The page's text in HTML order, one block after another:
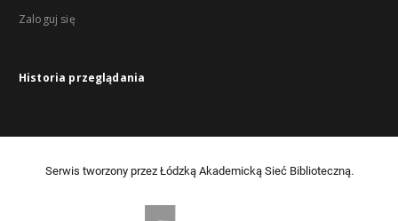
Zaloguj się
Historia przeglądania
Serwis tworzony przez Łódzką Akademicką Sieć Biblioteczną.